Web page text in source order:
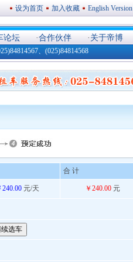
设为首页 加入收藏 English Version
论坛 ·合作伙伴 · 关于帝博
、(025)84814568
合 计
240.00元/天 ￥240.00 元